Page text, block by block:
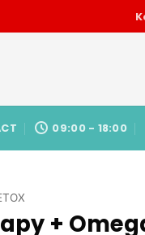
09:00 - 18:00
+